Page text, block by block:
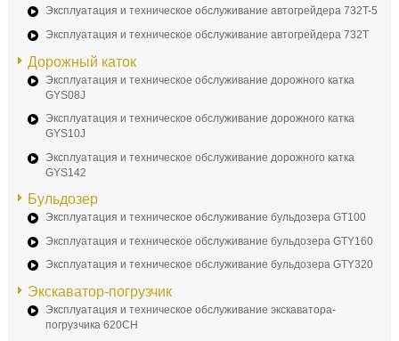
Эксплуатация и техническое обслуживание автогрейдера 732T-5
Эксплуатация и техническое обслуживание автогрейдера 732T
Дорожный каток
Эксплуатация и техническое обслуживание дорожного катка
GYS08J
Эксплуатация и техническое обслуживание дорожного катка
GYS10J
Эксплуатация и техническое обслуживание дорожного катка
GYS142
Бульдозер
Эксплуатация и техническое обслуживание бульдозера GT100
Эксплуатация и техническое обслуживание бульдозера GTY160
Эксплуатация и техническое обслуживание бульдозера GTY320
Экскаватор-погрузчик
Эксплуатация и техническое обслуживание экскаватора-
погрузчика 620CH